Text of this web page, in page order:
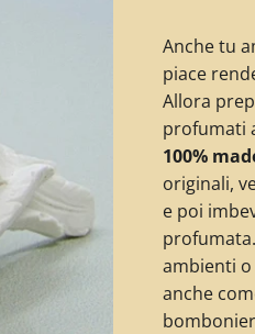
Anche tu
piace
Allora
profumati
100%
originali,
e poi
ambienti
anche